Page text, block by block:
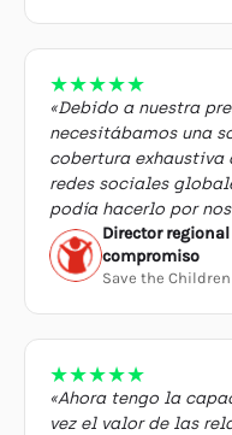
★★★★★
«Debido a nuestra
necesitábamos una
cobertura exhaustiva
redes sociales
podía hacerlo por
Director
compromiso
Save the
★★★★★
«Ahora tengo la
vez el valor de las